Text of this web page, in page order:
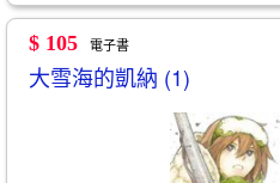
$ 105 電子書
大雪海的凱納 (1)